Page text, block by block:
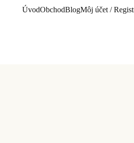
ÚvodObchodBlogMôj účet /